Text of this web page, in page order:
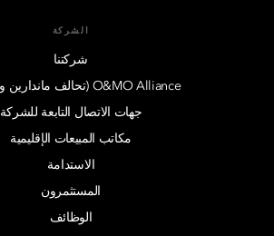
الشركة
شركتنا
O&MO Alliance (تحالف ماندارين وأوبروي)
جهات الاتصال التابعة للشركة
مكاتب المبيعات الإقليمية
الاستدامة
المستثمرون
الوظائف